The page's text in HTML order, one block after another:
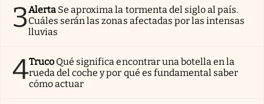
3Alerta Se aproxima la tormenta del siglo al país.
Cuáles serán las zonas afectadas por las intensas
lluvias
4Truco Qué significa encontrar una botella en la
rueda del coche y por qué es fundamental saber
cómo actuar